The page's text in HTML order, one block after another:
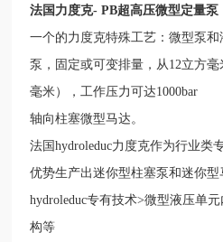
法国力度克- PB超高压微型定量泵
一个的力度克特殊工艺：微型泵
泵，固定或可变排量，从12立方
毫米），工作压力可达1000bar
轴向柱塞微型马达。
法国hydroleduc力度克作为行业类
优势生产出迷你型柱塞泵和迷你型
hydroleduc专有技术>微型液压单
构等